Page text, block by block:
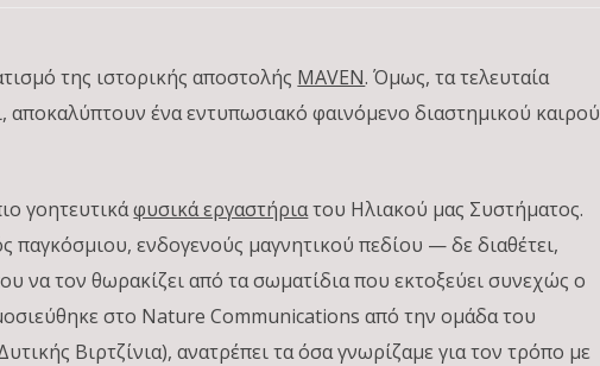
της ιστορικής αποστολής MAVEN. Όμως, τα τελευταία
αποκαλύπτουν ένα εντυπωσιακό φαινόμενο διαστημικού καιρού
γοητευτικάφυσικά εργαστήριατου Ηλιακού μας Συστήματος.
παγκόσμιου, ενδογενούς μαγνητικού πεδίου — δε διαθέτει,
να τον θωρακίζει από τα σωματίδια που εκτοξεύει συνεχώς ο
στο Nature Communications από την ομάδα του
Βιρτζίνια), ανατρέπει τα όσα γνωρίζαμε για τον τρόπο με